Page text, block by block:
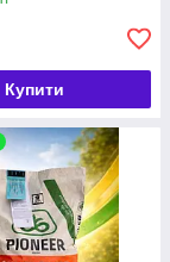
Купити